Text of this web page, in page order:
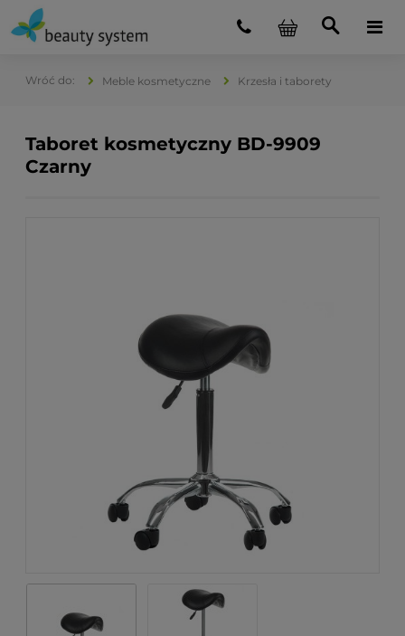
Meble kosmetyczne Krzesła i taborety
Taboret kosmetyczny BD-9909
Czarny